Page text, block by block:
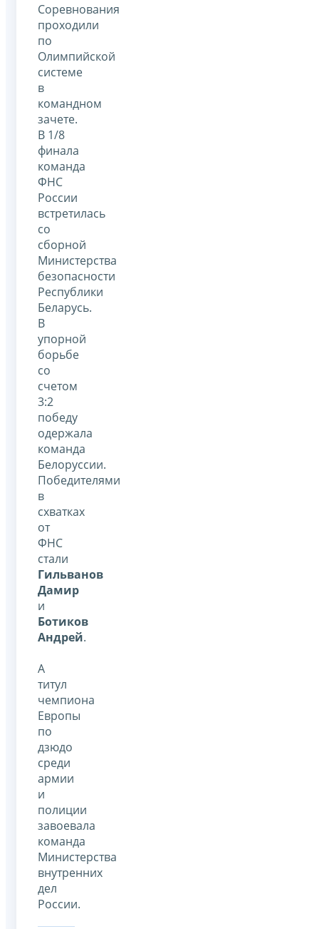
Соревнования
проходили
по
Олимпийской
системе
в
командном
зачете.
В 1/8
финала
команда
ФНС
России
встретилась
со
сборной
Министерства
безопасности
Республики
Беларусь.
В
упорной
борьбе
со
счетом
3:2
победу
одержала
команда
Белоруссии.
Победителями
в
схватках
от
ФНС
стали
Гильванов
Дамир
и
Ботиков
Андрей.
А
титул
чемпиона
Европы
по
дзюдо
среди
армии
и
полиции
завоевала
команда
Министерства
внутренних
дел
России.